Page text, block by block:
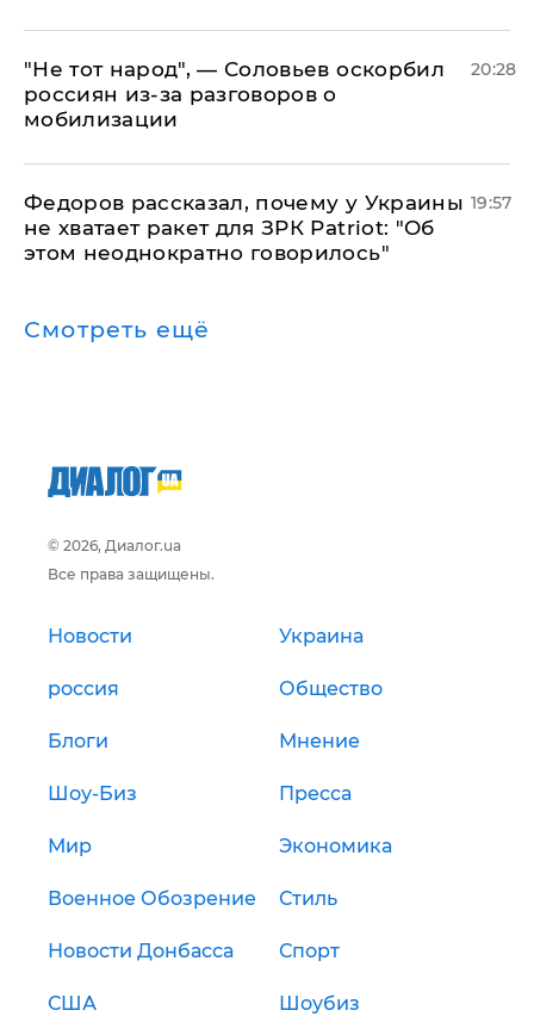
​"Не тот народ", — Соловьев оскорбил
россиян из-за разговоров о
мобилизации
20:28
Федоров рассказал, почему у Украины
не хватает ракет для ЗРК Patriot: "Об
этом неоднократно говорилось"
19:57
Смотреть ещё
© 2026, Диалог.ua
Все права защищены.
Новости Украина
россия Общество
Блоги Мнение
Шоу-Биз Пресса
Мир Экономика
Военное Обозрение Стиль
Новости Донбасса Спорт
США Шоубиз